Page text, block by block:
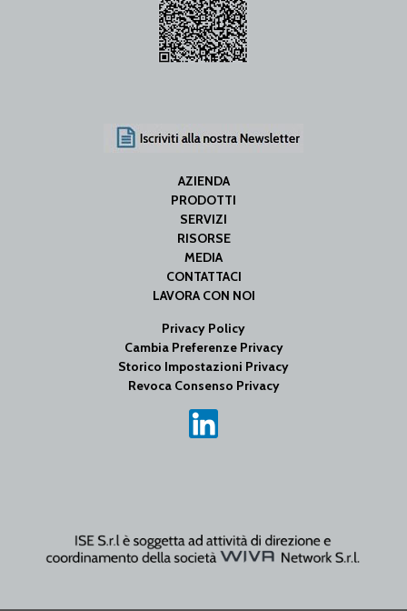
AZIENDA
PRODOTTI
SERVIZI
RISORSE
MEDIA
CONTATTACI
LAVORA CON NOI
Privacy Policy
Cambia Preferenze Privacy
Storico Impostazioni Privacy
Revoca Consenso Privacy